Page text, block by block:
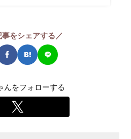
事をシェアする／
んをフォローする